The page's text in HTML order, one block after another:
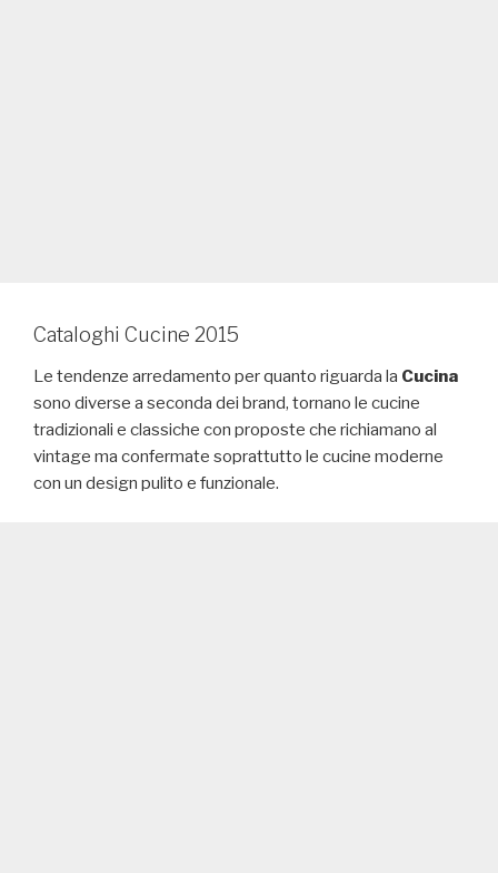
Cataloghi Cucine 2015
Le tendenze arredamento per quanto riguarda la Cucina
sono diverse a seconda dei brand, tornano le cucine
tradizionali e classiche con proposte che richiamano al
vintage ma confermate soprattutto le cucine moderne
con un design pulito e funzionale.